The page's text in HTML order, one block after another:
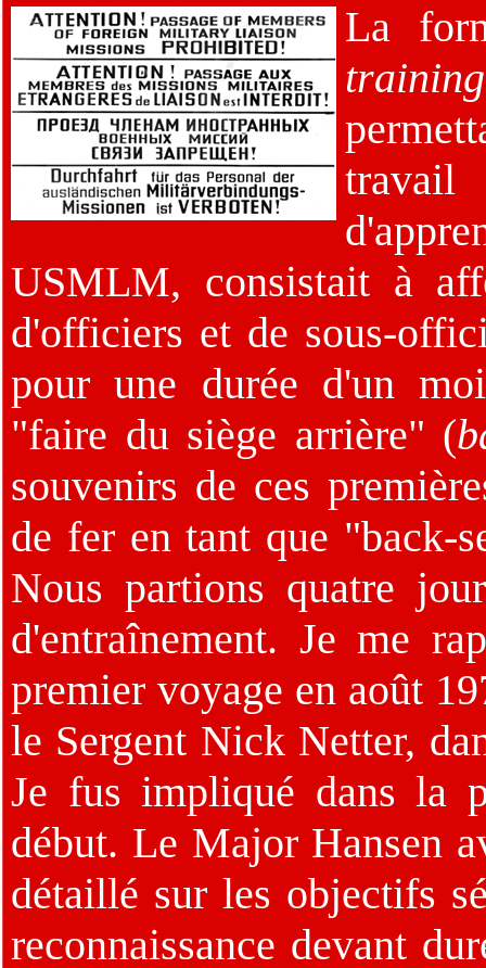
La
training
USMLM, consistait à
d'officiers et de sous-
pour une durée d'un
"faire du siège arrière" (
souvenirs de ces
de fer en tant que "back-
Nous partions quatre
d'entraînement. Je me
premier voyage en août
le Sergent Nick Netter,
Je fus impliqué dans la
début. Le Major Hansen
détaillé sur les objectifs
reconnaissance devant